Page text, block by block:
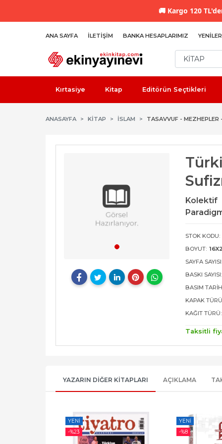
🚚 Kargo 120
ANA SAYFA İLETIŞIM BANKA HESAPLARIMIZ YENILER
Kırtasiye Kitap Editörün Seçtikleri
ANASAYFA KİTAP İSLAM TASAVVUF - MEZHEPLER
Kolektif
STOK KODU:
BOYUT:
SAYFA SAYISI:
BASKI SAYISI:
BASIM
KAPAK
KAĞIT TÜRÜ:
Taksitli
YAZARIN DIĞER KITAPLARI AÇIKLAMA
YENI
-%23
YENI
-%8